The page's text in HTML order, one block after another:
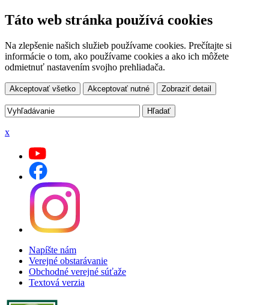
Táto web stránka používá cookies
Na zlepšenie našich služieb používame cookies. Prečítajte si
informácie o tom, ako používame cookies a ako ich môžete
odmietnuť nastavením svojho prehliadača.
Akceptovať všetko Akceptovať nutné Zobraziť detail
x
Napíšte nám
Verejné obstarávanie
Obchodné verejné súťaže
Textová verzia